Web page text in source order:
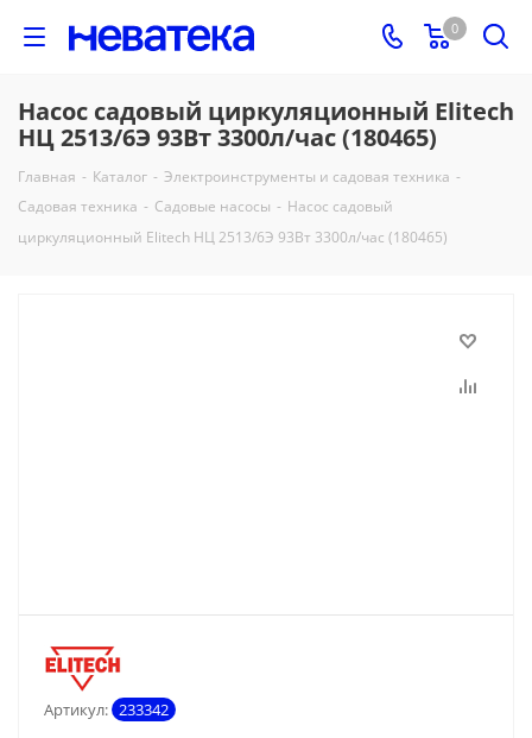
0
Насос садовый циркуляционный Elitech
НЦ 2513/6Э 93Вт 3300л/час (180465)
Главная - Каталог - Электроинструменты и садовая техника -
Садовая техника - Садовые насосы - Насос садовый
циркуляционный Elitech НЦ 2513/6Э 93Вт 3300л/час (180465)
Артикул: 233342